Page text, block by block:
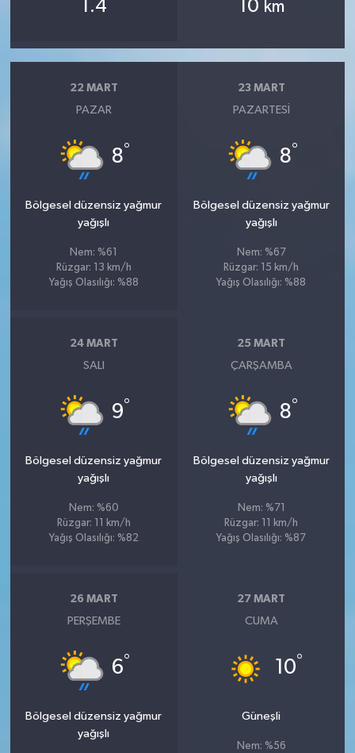
1.4 10 km
22 MART
PAZAR
8°
Bölgesel düzensiz yağmur
yağışlı
Nem: %61
Rüzgar: 13 km/h
Yağış Olasılığı: %88
23 MART
PAZARTESI
8°
Bölgesel düzensiz yağmur
yağışlı
Nem: %67
Rüzgar: 15 km/h
Yağış Olasılığı: %88
24 MART
SALI
9°
Bölgesel düzensiz yağmur
yağışlı
Nem: %60
Rüzgar: 11 km/h
Yağış Olasılığı: %82
25 MART
ÇARŞAMBA
8°
Bölgesel düzensiz yağmur
yağışlı
Nem: %71
Rüzgar: 11 km/h
Yağış Olasılığı: %87
26 MART
PERŞEMBE
6°
Bölgesel düzensiz yağmur
yağışlı
27 MART
CUMA
10°
Güneşli
Nem: %56